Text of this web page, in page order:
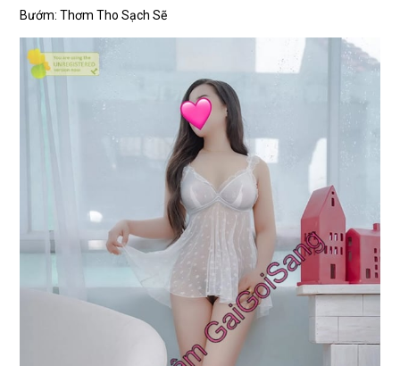
Bướm: Thơm Tho Sạch Sẽ